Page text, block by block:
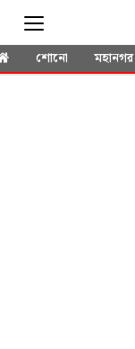
শোনো মহানগর